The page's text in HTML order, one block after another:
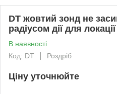
DT жовтий зонд не
радіусом дії для
В наявності
Код: DT
Роздріб
Ціну уточнюйте